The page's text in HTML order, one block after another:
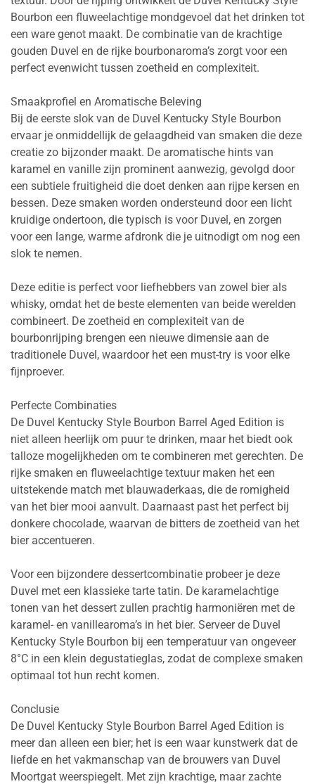
Bourbon een fluweelachtige mondgevoel dat het drinken tot
een ware genot maakt. De combinatie van de krachtige
gouden Duvel en de rijke bourbonaroma’s zorgt voor een
perfect evenwicht tussen zoetheid en complexiteit.
Smaakprofiel en Aromatische Beleving
Bij de eerste slok van de Duvel Kentucky Style Bourbon
ervaar je onmiddellijk de gelaagdheid van smaken die deze
creatie zo bijzonder maakt. De aromatische hints van
karamel en vanille zijn prominent aanwezig, gevolgd door
een subtiele fruitigheid die doet denken aan rijpe kersen en
bessen. Deze smaken worden ondersteund door een licht
kruidige ondertoon, die typisch is voor Duvel, en zorgen
voor een lange, warme afdronk die je uitnodigt om nog een
slok te nemen.
Deze editie is perfect voor liefhebbers van zowel bier als
whisky, omdat het de beste elementen van beide werelden
combineert. De zoetheid en complexiteit van de
bourbonrijping brengen een nieuwe dimensie aan de
traditionele Duvel, waardoor het een must-try is voor elke
fijnproever.
Perfecte Combinaties
De Duvel Kentucky Style Bourbon Barrel Aged Edition is
niet alleen heerlijk om puur te drinken, maar het biedt ook
talloze mogelijkheden om te combineren met gerechten. De
rijke smaken en fluweelachtige textuur maken het een
uitstekende match met blauwaderkaas, die de romigheid
van het bier mooi aanvult. Daarnaast past het perfect bij
donkere chocolade, waarvan de bitters de zoetheid van het
bier accentueren.
Voor een bijzondere dessertcombinatie probeer je deze
Duvel met een klassieke tarte tatin. De karamelachtige
tonen van het dessert zullen prachtig harmoniëren met de
karamel- en vanillearoma’s in het bier. Serveer de Duvel
Kentucky Style Bourbon bij een temperatuur van ongeveer
8°C in een klein degustatieglas, zodat de complexe smaken
optimaal tot hun recht komen.
Conclusie
De Duvel Kentucky Style Bourbon Barrel Aged Edition is
meer dan alleen een bier; het is een waar kunstwerk dat de
liefde en het vakmanschap van de brouwers van Duvel
Moortgat weerspiegelt. Met zijn krachtige, maar zachte